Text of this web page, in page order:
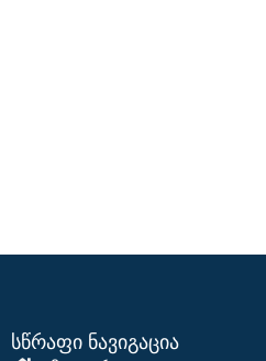
სწრაფი ნავიგაცია